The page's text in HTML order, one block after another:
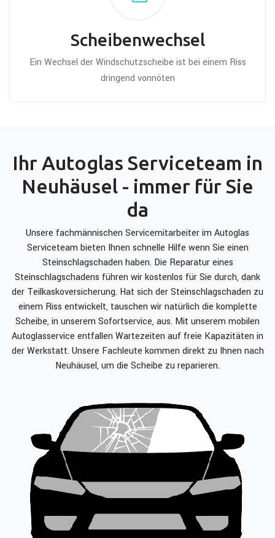
Scheibenwechsel
Ein Wechsel der Windschutzscheibe ist bei einem Riss
dringend vonnöten
Ihr Autoglas Serviceteam in
Neuhäusel - immer für Sie
da
Unsere fachmännischen Servicemitarbeiter im Autoglas
Serviceteam bieten Ihnen schnelle Hilfe wenn Sie einen
Steinschlagschaden haben. Die Reparatur eines
Steinschlagschadens führen wir kostenlos für Sie durch, dank
der Teilkaskoversicherung. Hat sich der Steinschlagschaden zu
einem Riss entwickelt, tauschen wir natürlich die komplette
Scheibe, in unserem Sofortservice, aus. Mit unserem mobilen
Autoglasservice entfallen Wartezeiten auf freie Kapazitäten in
der Werkstatt. Unsere Fachleute kommen direkt zu Ihnen nach
Neuhäusel, um die Scheibe zu reparieren.